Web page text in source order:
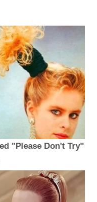
"Please Don't Try"